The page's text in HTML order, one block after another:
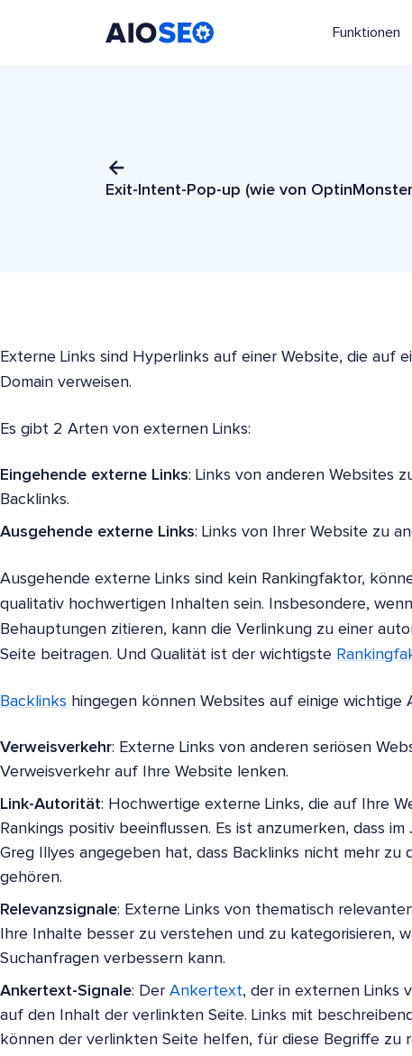
Funktionen
Exit-Intent-Pop-up (wie von
Externe Links sind Hyperlinks auf einer Website, die auf
Domain verweisen.
Es gibt 2 Arten von externen Links:
Eingehende externe Links: Links von anderen Websites
Backlinks.
Ausgehende externe Links: Links von Ihrer Website zu
Ausgehende externe Links sind kein Rankingfaktor,
qualitativ hochwertigen Inhalten sein. Insbesondere,
Behauptungen zitieren, kann die Verlinkung zu einer
Seite beitragen. Und Qualität ist der wichtigste
Backlinks hingegen können Websites auf einige wichtige
Verweisverkehr: Externe Links von anderen seriösen
Verweisverkehr auf Ihre Website lenken.
Link-Autorität: Hochwertige externe Links, die auf Ihre
Rankings positiv beeinflussen. Es ist anzumerken, dass
Greg Illyes angegeben hat, dass Backlinks nicht mehr zu
gehören.
Relevanzsignale: Externe Links von thematisch
Ihre Inhalte besser zu verstehen und zu kategorisieren,
Suchanfragen verbessern kann.
Ankertext-Signale: Der Ankertext, der in externen Links
auf den Inhalt der verlinkten Seite. Links mit
können der verlinkten Seite helfen, für diese Begriffe zu